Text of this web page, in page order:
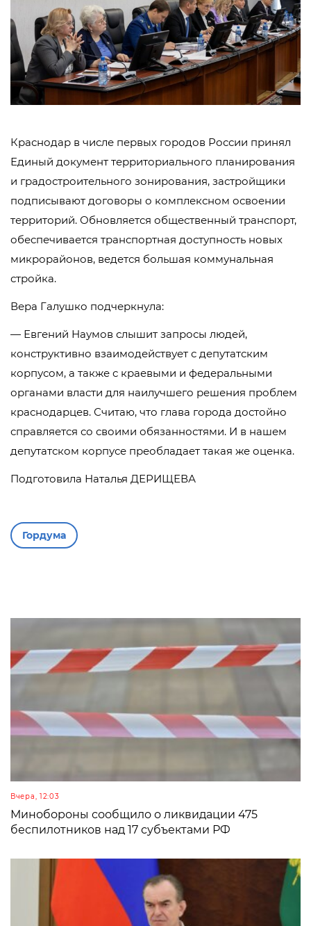
Краснодар в числе первых городов России принял
Единый документ территориального планирования
и градостроительного зонирования, застройщики
подписывают договоры о комплексном освоении
территорий. Обновляется общественный транспорт,
обеспечивается транспортная доступность новых
микрорайонов, ведется большая коммунальная
стройка.
Вера Галушко подчеркнула:
— Евгений Наумов слышит запросы людей,
конструктивно взаимодействует с депутатским
корпусом, а также с краевыми и федеральными
органами власти для наилучшего решения проблем
краснодарцев. Считаю, что глава города достойно
справляется со своими обязанностями. И в нашем
депутатском корпусе преобладает такая же оценка.
Подготовила Наталья ДЕРИЩЕВА
Гордума
Вчера, 12:03
Минобороны сообщило о ликвидации 475
беспилотников над 17 субъектами РФ